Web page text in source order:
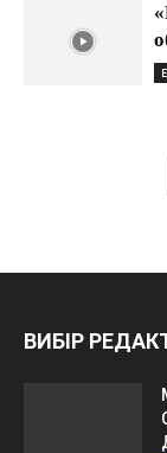
ВИБІР